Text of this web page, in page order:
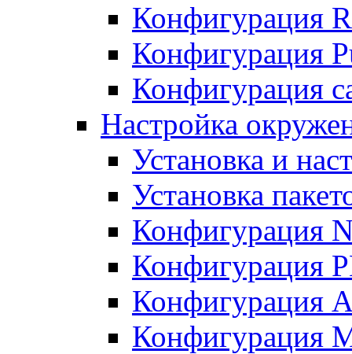
Конфигурация
Конфигурация
Конфигурация
Настройка
Установка и
Установка
Конфигурация
Конфигурация
Конфигурация
Конфигурация